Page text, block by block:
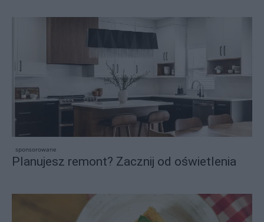
sponsorowane
Planujesz remont? Zacznij od oświetlenia